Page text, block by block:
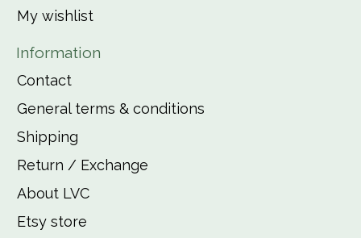
My wishlist
Information
Contact
General terms & conditions
Shipping
Return / Exchange
About LVC
Etsy store